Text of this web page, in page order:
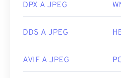
Link utili:
DPX A JPEG
DDS A JPEG
AVIF A JPEG